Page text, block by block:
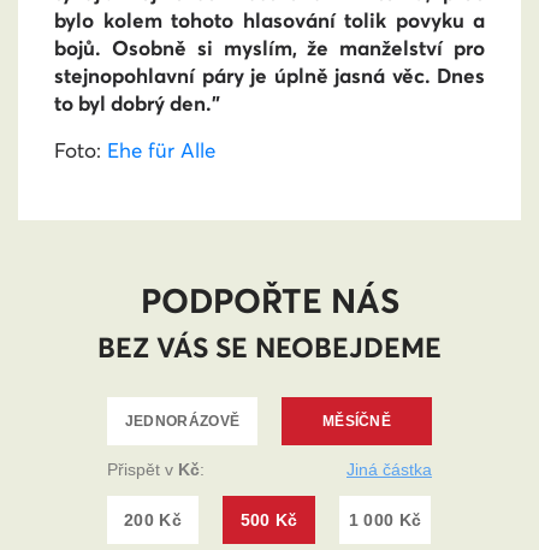
bylo kolem tohoto hlasování tolik povyku a
bojů. Osobně si myslím, že manželství pro
stejnopohlavní páry je úplně jasná věc. Dnes
to byl dobrý den."
Foto: Ehe für Alle
PODPOŘTE NÁS
BEZ VÁS SE NEOBEJDEME